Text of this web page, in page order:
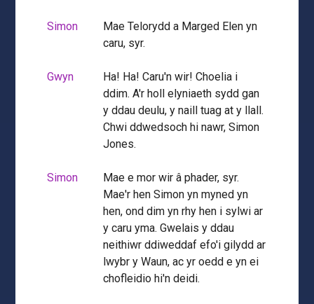
Simon
Mae Telorydd a Marged Elen yn
caru, syr.
Gwyn
Ha! Ha! Caru'n wir! Choelia i
ddim. A'r holl elyniaeth sydd gan
y ddau deulu, y naill tuag at y llall.
Chwi ddwedsoch hi nawr, Simon
Jones.
Simon
Mae e mor wir â phader, syr.
Mae'r hen Simon yn myned yn
hen, ond dim yn rhy hen i sylwi ar
y caru yma. Gwelais y ddau
neithiwr ddiweddaf efo'i gilydd ar
lwybr y Waun, ac yr oedd e yn ei
chofleidio hi'n deidi.